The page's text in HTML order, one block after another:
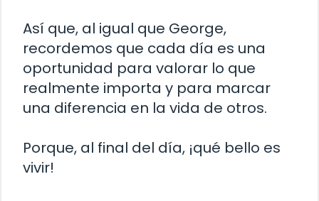
Así que, al igual que George,
recordemos que cada día es una
oportunidad para valorar lo que
realmente importa y para marcar
una diferencia en la vida de otros.
Porque, al final del día, ¡qué bello es
vivir!